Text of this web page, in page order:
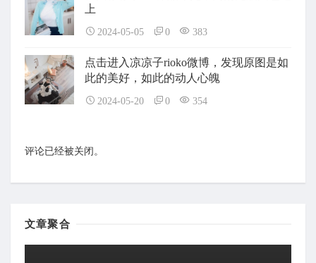
上
2024-05-05 0 383
点击进入凉凉子rioko微博，发现原图是如
此的美好，如此的动人心魄
2024-05-20 0 354
评论已经被关闭。
文章聚合